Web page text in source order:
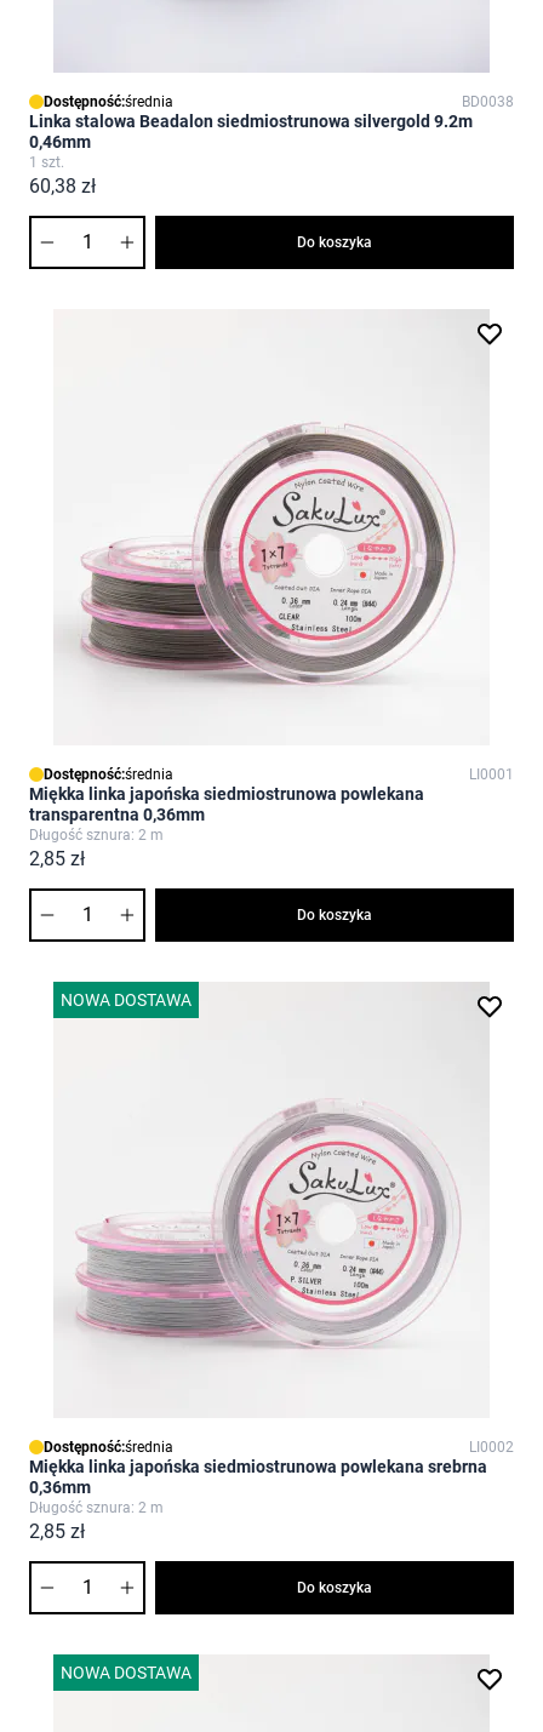
Dostępność:średnia BD0038
Linka stalowa Beadalon siedmiostrunowa silvergold 9.2m
0,46mm
1 szt.
60,38 zł
Do koszyka
Dostępność:średnia LI0001
Miękka linka japońska siedmiostrunowa powlekana
transparentna 0,36mm
Długość sznura: 2 m
2,85 zł
Do koszyka
NOWA DOSTAWA
Dostępność:średnia LI0002
Miękka linka japońska siedmiostrunowa powlekana srebrna
0,36mm
Długość sznura: 2 m
2,85 zł
Do koszyka
NOWA DOSTAWA